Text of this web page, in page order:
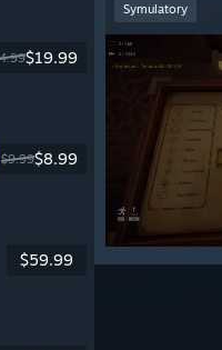
$19.99
$9.99$8.99
$59.99
Symulatory